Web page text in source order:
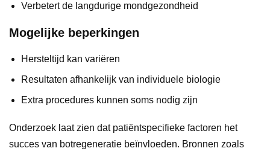
Verbetert de langdurige mondgezondheid
Mogelijke beperkingen
Hersteltijd kan variëren
Resultaten afhankelijk van individuele biologie
Extra procedures kunnen soms nodig zijn
Onderzoek laat zien dat patiëntspecifieke factoren het
succes van botregeneratie beïnvloeden. Bronnen zoals